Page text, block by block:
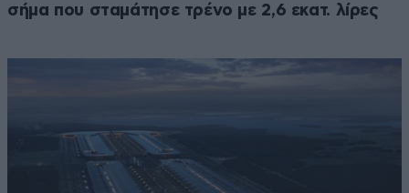
σήμα που σταμάτησε τρένο με 2,6 εκατ. λίρες